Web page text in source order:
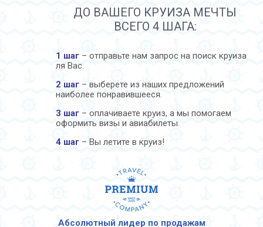
ДО ВАШЕГО КРУИЗА МЕЧТЫ
ВСЕГО 4 ШАГА:
1 шаг – отправьте нам запрос на поиск круиза
ля Вас.
2 шаг – выберете из наших предложений
наиболее понравившееся.
3 шаг – оплачиваете круиз, а мы помогаем
оформить визы и авиабилеты.
4 шаг – Вы летите в круиз!
Абсолютный лидер по продажам